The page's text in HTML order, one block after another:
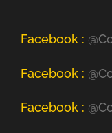
Facebook :
Facebook :
Facebook :